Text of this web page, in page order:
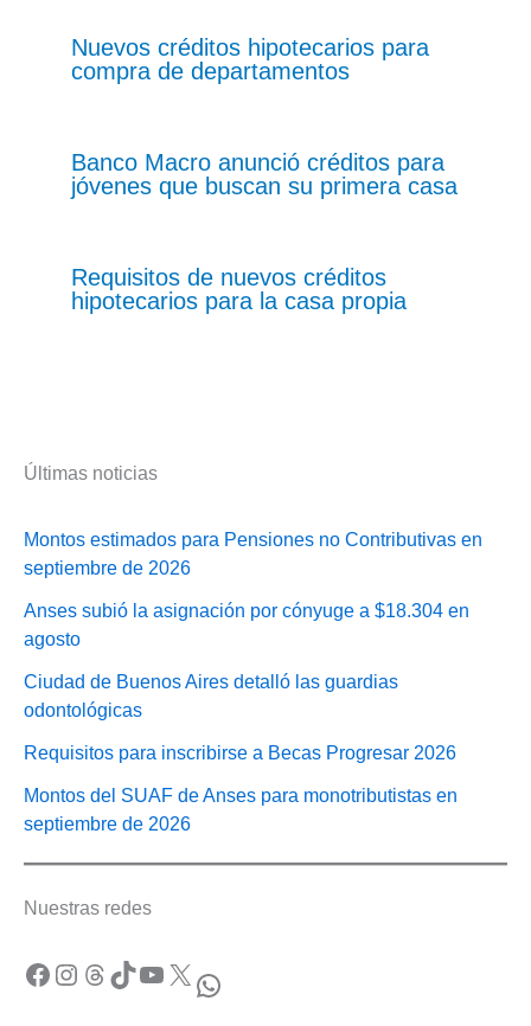
Nuevos créditos hipotecarios para
compra de departamentos
Banco Macro anunció créditos para
jóvenes que buscan su primera casa
Requisitos de nuevos créditos
hipotecarios para la casa propia
Últimas noticias
Montos estimados para Pensiones no Contributivas en
septiembre de 2026
Anses subió la asignación por cónyuge a $18.304 en
agosto
Ciudad de Buenos Aires detalló las guardias
odontológicas
Requisitos para inscribirse a Becas Progresar 2026
Montos del SUAF de Anses para monotributistas en
septiembre de 2026
Nuestras redes
Facebook Instagram Threads TikTok YouTube X WhatsApp